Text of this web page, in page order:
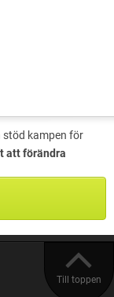
stöd kampen för
att förändra
Till toppen